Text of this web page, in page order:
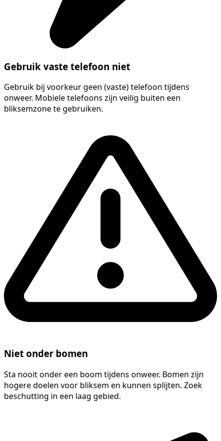
Gebruik vaste telefoon niet
Gebruik bij voorkeur geen (vaste) telefoon tijdens
onweer. Mobiele telefoons zijn veilig buiten een
bliksemzone te gebruiken.
Niet onder bomen
Sta nooit onder een boom tijdens onweer. Bomen zijn
hogere doelen voor bliksem en kunnen splijten. Zoek
beschutting in een laag gebied.